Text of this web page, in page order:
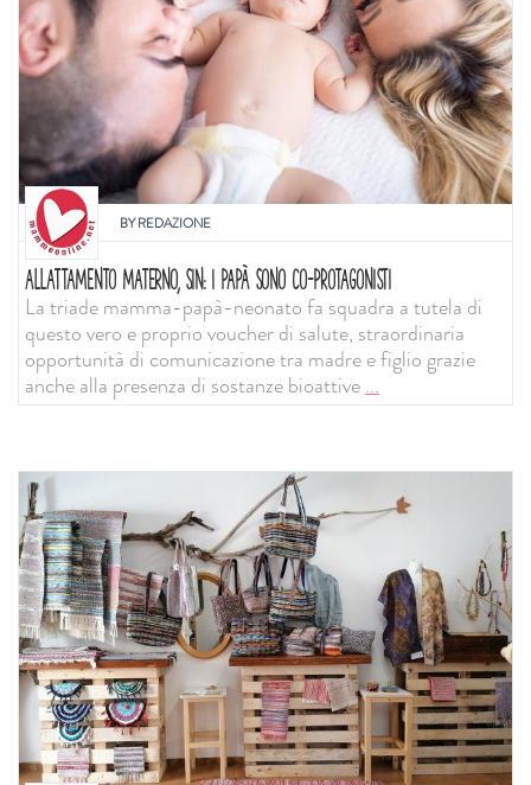
BYREDAZIONE
ALLATTAMENTO MATERNO, SIN: I PAPÀ SONO CO-PROTAGONISTI
La triade mamma-papà-neonato fa squadra a tutela di
questo vero e proprio voucher di salute, straordinaria
opportunità di comunicazione tra madre e figlio grazie
anche alla presenza di sostanze bioattive...